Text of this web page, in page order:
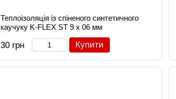
Теплоізоляція із спіненого синтетичного
каучуку K-FLEX ST 9 х 06 мм
30 грн Купити